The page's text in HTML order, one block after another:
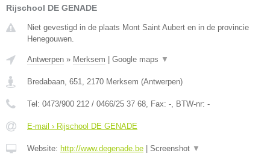
Rijschool DE GENADE
Niet gevestigd in de plaats Mont Saint Aubert en in de provincie
Henegouwen.
Antwerpen » Merksem Google maps ▼
Bredabaan, 651, 2170 Merksem (Antwerpen)
Tel: 0473/900 212 / 0466/25 37 68, Fax: -, BTW-nr: -
E-mail › Rijschool DE GENADE
Website: http://www.degenade.be Screenshot ▼